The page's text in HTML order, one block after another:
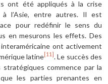
ont été appliqués à la crise
à l’Asie, entre autres. Il est
pour redéfinir le sens du
en mesurons les effets. Des
ont activement
latine [11] . Le succès des
commence par la
les parties prenantes en